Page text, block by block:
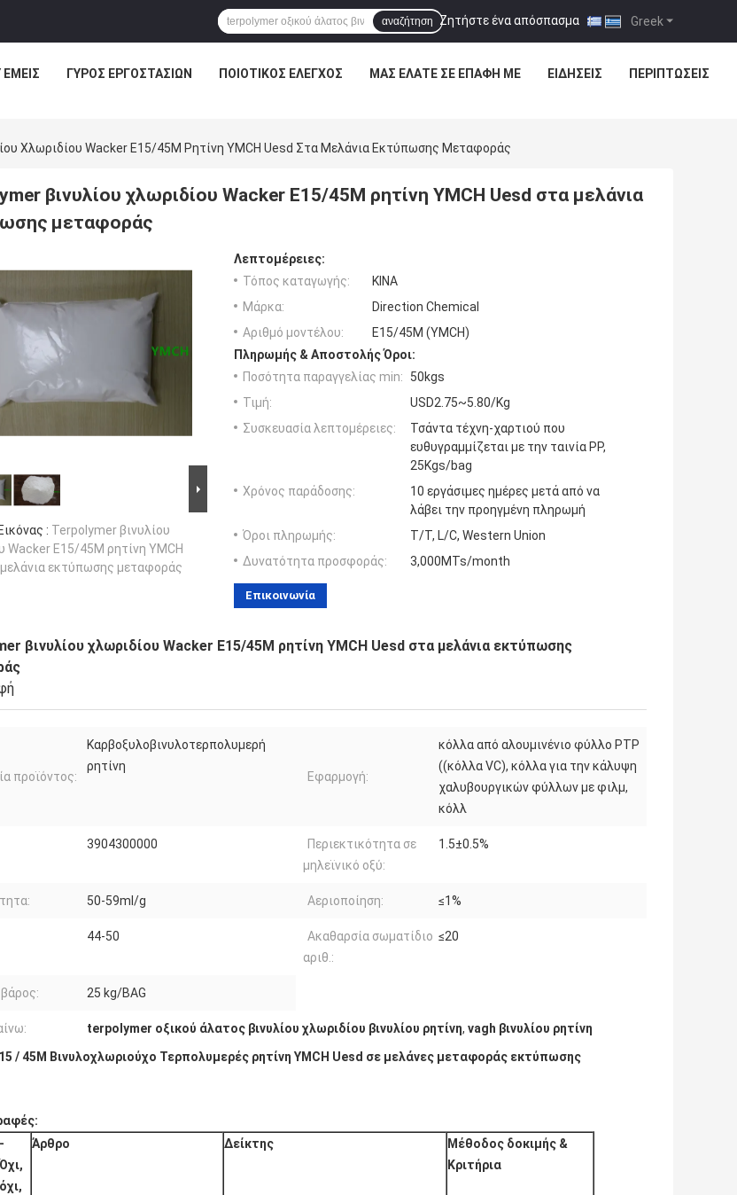
Greek
Ζητήστε ένα απόσπασμα |
αναζήτηση
ΕΜΕΊΣ ΓΎΡΟΣ ΕΡΓΟΣΤΑΣΊΩΝ ΠΟΙΟΤΙΚΌΣ ΈΛΕΓΧΟΣ ΜΑΣ ΕΛΆΤΕ ΣΕ ΕΠΑΦΉ ΜΕ ΕΙΔΉΣΕΙΣ ΠΕΡΙΠΤΏΣΕΙΣ
Χλωριδίου Wacker E15/45M Ρητίνη YMCH Uesd Στα Μελάνια Εκτύπωσης Μεταφοράς
βινυλίου χλωριδίου Wacker E15/45M ρητίνη YMCH Uesd στα μελάνια
μεταφοράς
: Terpolymer βινυλίου
Wacker E15/45M ρητίνη YMCH
εκτύπωσης μεταφοράς
Λεπτομέρειες:
Τόπος καταγωγής:
ΚΙΝΑ
Μάρκα:
Direction Chemical
Αριθμό μοντέλου:
E15/45M (YMCH)
Πληρωμής & Αποστολής Όροι:
Ποσότητα παραγγελίας min:
50kgs
Τιμή:
USD2.75~5.80/Kg
Συσκευασία λεπτομέρειες:
Τσάντα τέχνη-χαρτιού που
ευθυγραμμίζεται με την ταινία PP,
25Kgs/bag
Χρόνος παράδοσης:
10 εργάσιμες ημέρες μετά από να
λάβει την προηγμένη πληρωμή
Όροι πληρωμής:
T/T, L/C, Western Union
Δυνατότητα προσφοράς:
3,000MTs/month
Επικοινωνία
βινυλίου χλωριδίου Wacker E15/45M ρητίνη YMCH Uesd στα μελάνια εκτύπωσης
προϊόντος:
Καρβοξυλοβινυλοτερπολυμερή
ρητίνη
Εφαρμογή:
κόλλα από αλουμινένιο φύλλο PTP
((κόλλα VC), κόλλα για την κάλυψη
χαλυβουργικών φύλλων με φιλμ,
κόλλ
3904300000
Περιεκτικότητα σε
μηλεϊνικό οξύ:
1.5±0.5%
50-59ml/g Αεριοποίηση: ≤1%
44-50
Ακαθαρσία σωματίδιο
αριθ.:
≤20
25 kg/BAG
terpolymer οξικού άλατος βινυλίου χλωριδίου βινυλίου ρητίνη, vagh βινυλίου ρητίνη
/ 45M Βινυλοχλωριούχο Τερπολυμερές ρητίνη YMCH Uesd σε μελάνες μεταφοράς εκτύπωσης
-
Όχι,
όχι,
Άρθρο Δείκτης Μέθοδος δοκιμής &
Κριτήρια